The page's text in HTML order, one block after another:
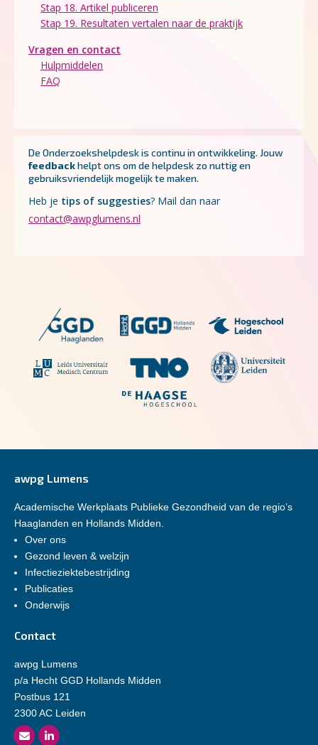
Stap 18. Artikel publiceren
Stap 19. Resultaten vertalen naar de praktijk
Vragen en contact
Hulpmiddelen
FAQ
De Onderzoekshelpdesk is continu in ontwikkeling. Jouw
feedbackhelpt ons om de helpdesk zo nuttig en
gebruiksvriendelijk mogelijk te maken.
Heb je tips of suggesties? Mail dan naar
contact@awpglumens.nl
awpg Lumens
Academische Werkplaats Publieke Gezondheid van de regio’s
Haaglanden en Hollands Midden.
Over ons
Gezond leven & welzijn
Infectieziektebestrijding
Publicaties
Onderwijs
Contact
awpg Lumens
p/a Hecht GGD Hollands Midden
Postbus 121
2300 AC Leiden